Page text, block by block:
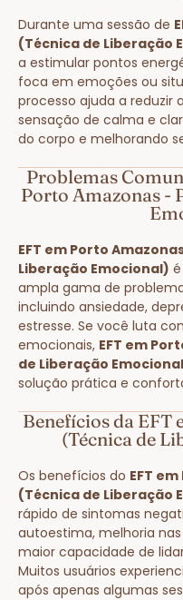
Durante uma sessão de
(Técnica de Liberação
a estimular pontos
foca em emoções ou
processo ajuda a reduzir
sensação de calma e
do corpo e melhorando
Problemas
Porto Amazonas -
EFT em Porto
Liberação Emocional)
ampla gama de
incluindo ansiedade,
estresse. Se você luta
emocionais, EFT em
de Liberação
solução prática e
Benefícios da EFT
(Técnica de
Os benefícios do EFT
(Técnica de Liberação
rápido de sintomas
autoestima, melhoria
maior capacidade de
Muitos usuários
após apenas algumas